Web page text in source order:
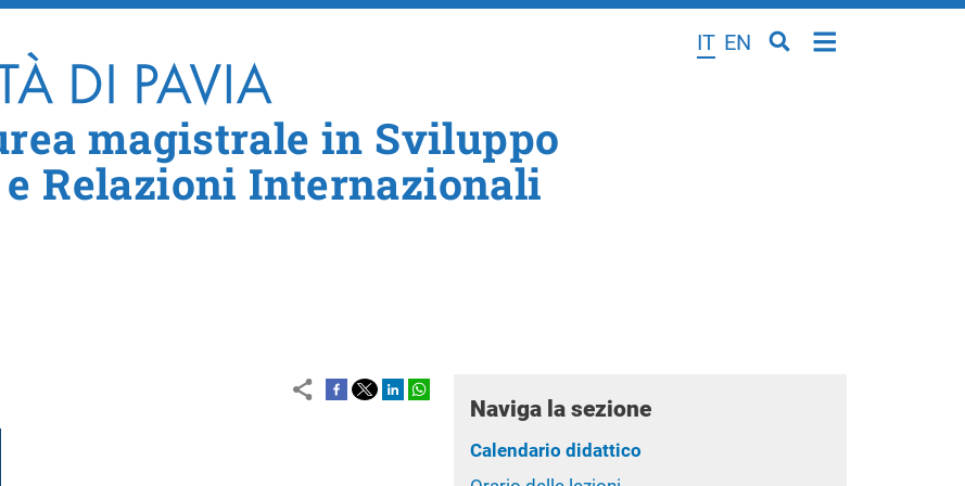
Salta al contenuto principale
IT EN
magistrale in Sviluppo
Relazioni Internazionali
Naviga la sezione
Calendario didattico